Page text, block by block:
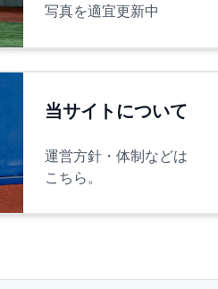
写真を適宜更新中
当サイトについて
運営方針・体制などは
こちら。